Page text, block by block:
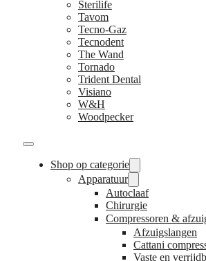
Sterilife
Tavom
Tecno-Gaz
Tecnodent
The Wand
Tornado
Trident Dental
Visiano
W&H
Woodpecker
Shop op categorie
Apparatuur
Autoclaaf
Chirurgie
Compressoren &
Afzuigslangen
Cattani
Vaste en